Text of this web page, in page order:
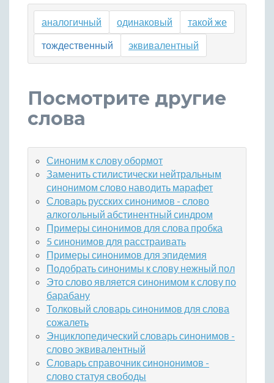
аналогичный одинаковый
такой же
тождественный
эквивалентный
Посмотрите другие
слова
Синоним к слову обормот
Заменить стилистически нейтральным
синонимом слово наводить марафет
Словарь русских синонимов - слово
алкогольный абстинентный синдром
Примеры синонимов для слова пробка
5 синонимов для расстраивать
Примеры синонимов для эпидемия
Подобрать синонимы к слову нежный пол
Это слово является синонимом к слову по
барабану
Толковый словарь синонимов для слова
сожалеть
Энциклопедический словарь синонимов -
слово эквивалентный
Словарь справочник синононимов -
слово статуя свободы